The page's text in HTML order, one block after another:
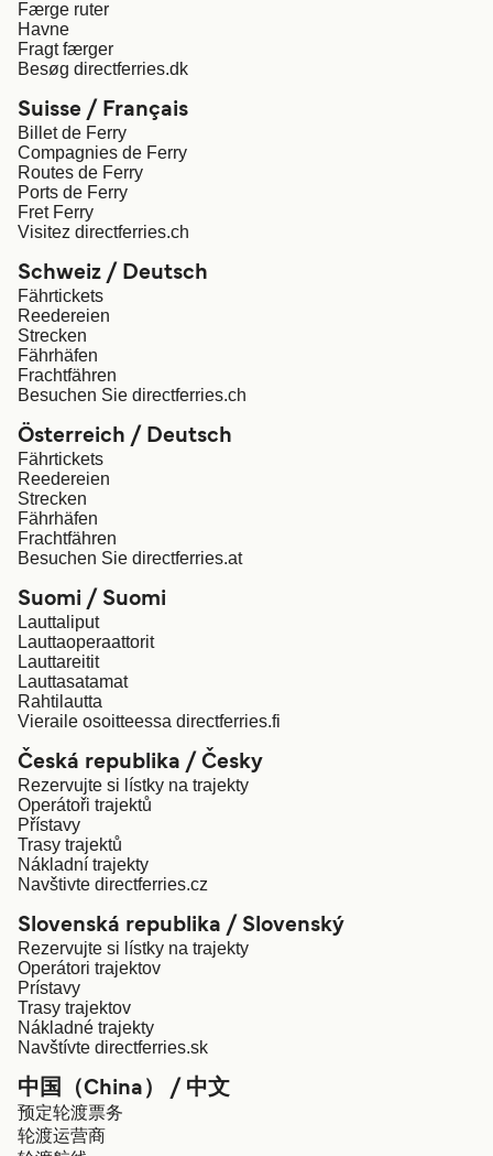
Færge ruter
Havne
Fragt færger
Besøg directferries.dk
Suisse / Français
Billet de Ferry
Compagnies de Ferry
Routes de Ferry
Ports de Ferry
Fret Ferry
Visitez directferries.ch
Schweiz / Deutsch
Fährtickets
Reedereien
Strecken
Fährhäfen
Frachtfähren
Besuchen Sie directferries.ch
Österreich / Deutsch
Fährtickets
Reedereien
Strecken
Fährhäfen
Frachtfähren
Besuchen Sie directferries.at
Suomi / Suomi
Lauttaliput
Lauttaoperaattorit
Lauttareitit
Lauttasatamat
Rahtilautta
Vieraile osoitteessa directferries.fi
Česká republika / Česky
Rezervujte si lístky na trajekty
Operátoři trajektů
Přístavy
Trasy trajektů
Nákladní trajekty
Navštivte directferries.cz
Slovenská republika / Slovenský
Rezervujte si lístky na trajekty
Operátori trajektov
Prístavy
Trasy trajektov
Nákladné trajekty
Navštívte directferries.sk
中国（China） / 中文
预定轮渡票务
轮渡运营商